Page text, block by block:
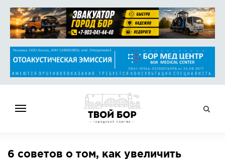
НОВОСТИ
6 советов о том, как увеличить